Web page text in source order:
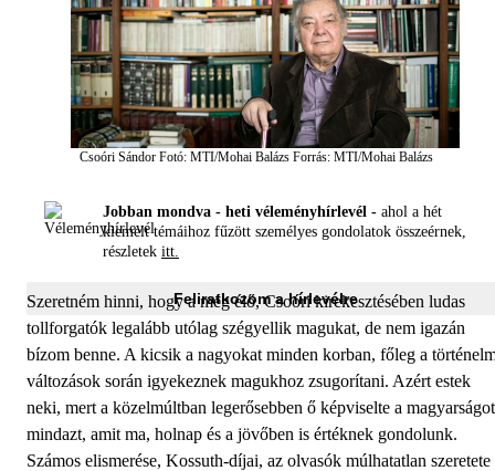
Csoóri Sándor Fotó: MTI/Mohai Balázs Forrás: MTI/Mohai Balázs
Jobban mondva - heti véleményhírlevél - ahol a hét
kiemelt témáihoz fűzött személyes gondolatok összeérnek,
részletek itt.
Feliratkozom a hírlevélre
Szeretném hinni, hogy a még élő, Csoóri kirekesztésében ludas
tollforgatók legalább utólag szégyellik magukat, de nem igazán
bízom benne. A kicsik a nagyokat minden korban, főleg a
változások során igyekeznek magukhoz zsugorítani. Azért estek
neki, mert a közelmúltban legerősebben ő képviselte a
mindazt, amit ma, holnap és a jövőben is értéknek gondolunk.
Számos elismerése, Kossuth-díjai, az olvasók múlhatatlan szeretete